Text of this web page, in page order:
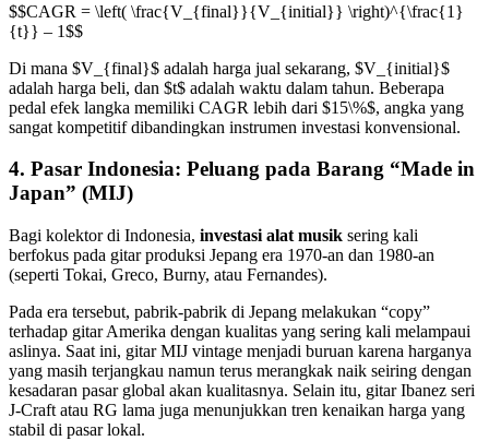
$$CAGR = \left( \frac{V_{final}}{V_{initial}} \right)^{\frac{1}
{t}} – 1$$
Di mana $V_{final}$ adalah harga jual sekarang, $V_{initial}$
adalah harga beli, dan $t$ adalah waktu dalam tahun. Beberapa
pedal efek langka memiliki CAGR lebih dari $15\%$, angka yang
sangat kompetitif dibandingkan instrumen investasi konvensional.
4. Pasar Indonesia: Peluang pada Barang “Made in
Japan” (MIJ)
Bagi kolektor di Indonesia, investasi alat musik sering kali
berfokus pada gitar produksi Jepang era 1970-an dan 1980-an
(seperti Tokai, Greco, Burny, atau Fernandes).
Pada era tersebut, pabrik-pabrik di Jepang melakukan “copy”
terhadap gitar Amerika dengan kualitas yang sering kali melampaui
aslinya. Saat ini, gitar MIJ vintage menjadi buruan karena harganya
yang masih terjangkau namun terus merangkak naik seiring dengan
kesadaran pasar global akan kualitasnya. Selain itu, gitar Ibanez seri
J-Craft atau RG lama juga menunjukkan tren kenaikan harga yang
stabil di pasar lokal.